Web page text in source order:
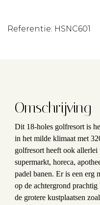
Referentie: HSNC601
Omschrijving
Dit 18-holes golfresort is
in het milde klimaat met
golfresort heeft ook allerlei
supermarkt, horeca,
padel banen. Er is een erg
op de achtergrond
de grotere kustplaatsen